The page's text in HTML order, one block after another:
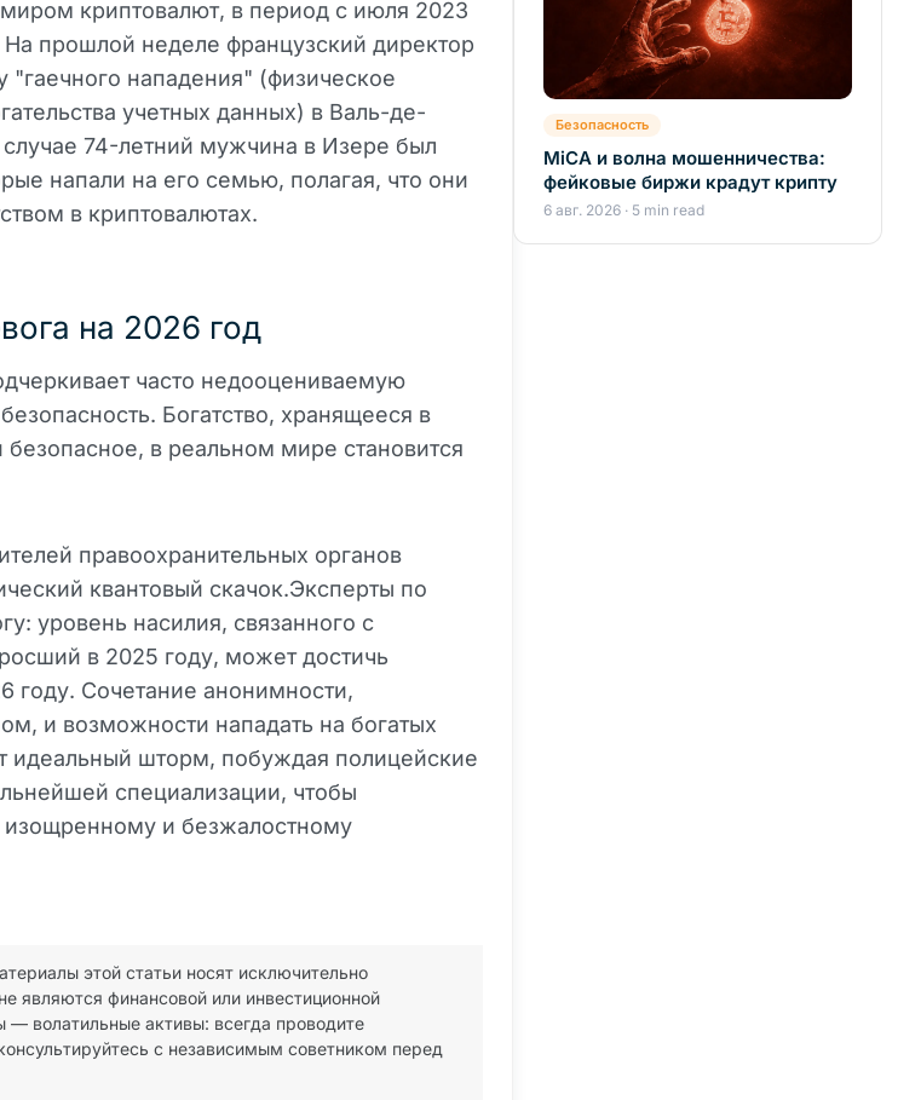
криптовалют, в период с июля 2023
прошлой неделе французский директор
"гаечного нападения" (физическое
учетных данных) в Валь-де-
74-летний мужчина в Изере был
напали на его семью, полагая, что они
в криптовалютах.
на 2026 год
часто недооцениваемую
Богатство, хранящееся в
безопасное, в реальном мире становится
правоохранительных органов
квантовый скачок.Эксперты по
уровень насилия, связанного с
в 2025 году, может достичь
году. Сочетание анонимности,
и возможности нападать на богатых
идеальный шторм, побуждая полицейские
специализации, чтобы
изощренному и безжалостному
этой статьи носят исключительно
являются финансовой или инвестиционной
— волатильные активы: всегда проводите
с независимым советником перед
Безопасность
MiCA и волна мошенничества:
фейковые биржи крадут крипту
6 авг. 2026 · 5 min read